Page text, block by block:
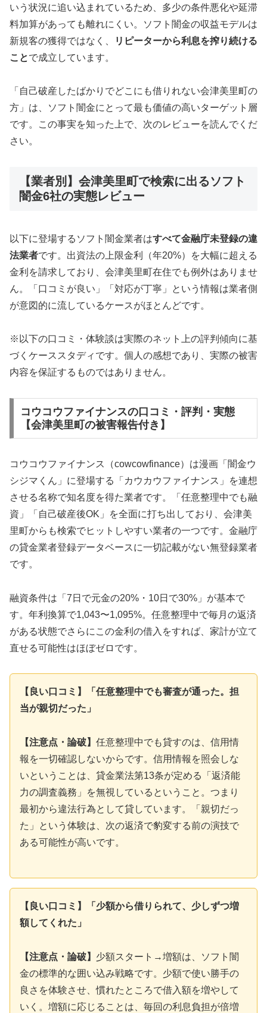
いう状況に追い込まれているため、多少の条件悪化や延滞
料加算があっても離れにくい。ソフト闇金の収益モデルは
新規客の獲得ではなく、
リピーターから利息を搾り続ける
ことで成立しています。
「自己破産したばかりでどこにも借りれない会津美里町の
方」は、ソフト闇金にとって最も価値の高いターゲット層
です。この事実を知った上で、次のレビューを読んでくだ
さい。
【業者別】会津美里町で検索に出るソフト
闇金6社の実態レビュー
以下に登場するソフト闇金業者はすべて金融庁未登録の違
法業者です。出資法の上限金利（年20%）を大幅に超える
金利を請求しており、会津美里町在住でも例外はありませ
ん。「口コミが良い」「対応が丁寧」という情報は業者側
が意図的に流しているケースがほとんどです。
※以下の口コミ・体験談は実際のネット上の評判傾向に基
づくケーススタディです。個人の感想であり、実際の被害
内容を保証するものではありません。
コウコウファイナンスの口コミ・評判・実態
【会津美里町の被害報告付き】
コウコウファイナンス（cowcowfinance）は漫画「闇金ウ
シジマくん」に登場する「カウカウファイナンス」を連想
させる名称で知名度を得た業者です。「任意整理中でも融
資」「自己破産後OK」を全面に打ち出しており、会津美
里町からも検索でヒットしやすい業者の一つです。金融庁
の貸金業者登録データベースに一切記載がない無登録業者
です。
融資条件は「7日で元金の20%・10日で30%」が基本で
す。年利換算で1,043〜1,095%。任意整理中で毎月の返済
がある状態でさらにこの金利の借入をすれば、家計が立て
直せる可能性はほぼゼロです。
【良い口コミ】「任意整理中でも審査が通った。担
当が親切だった」
【注意点・論破】 任意整理中でも貸すのは、信用情
報を一切確認しないからです。信用情報を照会しな
いということは、貸金業法第13条が定める「返済能
力の調査義務」を無視しているということ。つまり
最初から違法行為として貸しています。「親切だっ
た」という体験は、次の返済で豹変する前の演技で
ある可能性が高いです。
【良い口コミ】「少額から借りられて、少しずつ増
額してくれた」
【注意点・論破】 少額スタート→増額は、ソフト闇
金の標準的な囲い込み戦略です。少額で使い勝手の
良さを体験させ、慣れたところで借入額を増やして
いく。増額に応じることは、毎回の利息負担が倍増